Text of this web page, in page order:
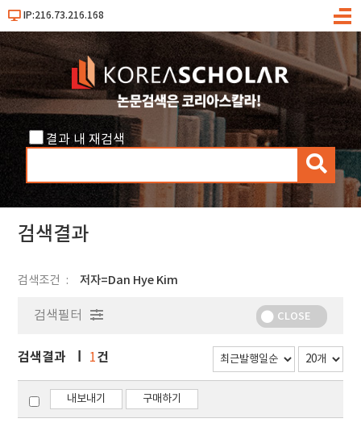
IP:216.73.216.168
메
결과 내 재검색
검
색
검색결과
검색조건 저자=Dan Hye Kim
검색필터 CLOSE
검색결과 1건
내보내기 구매하기